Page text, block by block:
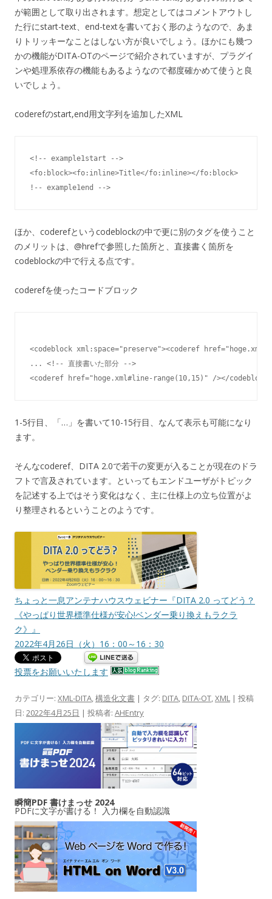
が範囲として取り出されます。想定としてはコメントアウトし
た行にstart-text、end-textを書いておく形のようなので、あま
りトリッキーなことはしない方が良いでしょう。ほかにも幾つ
かの機能がDITA-OTのページで紹介されていますが、プラグイ
ンや処理系依存の機能もあるようなので都度確かめて使うと良
いでしょう。
coderefのstart,end用文字列を追加したXML
<!-- example1start -->
<fo:block><fo:inline>Title</fo:inline></fo:block>
!-- example1end -->
ほか、coderefというcodeblockの中で更に別のタグを使うこと
のメリットは、@hrefで参照した箇所と、直接書く箇所を
codeblockの中で行える点です。
coderefを使ったコードブロック
<codeblock xml:space="preserve"><coderef
... <!-- 直接書いた部分 -->
1-5行目、「…」を書いて10-15行目、なんて表示も可能になり
ます。
そんなcoderef、DITA 2.0で若干の変更が入ることが現在のドラ
フトで言及されています。といってもエンドユーザがトピック
を記述する上ではそう変化はなく、主に仕様上の立ち位置がよ
り整理されるということのようです。
ちょっと一息アンテナハウスウェビナー『DITA 2.0 ってどう？
《やっぱり世界標準仕様が安心!ベンダー乗り換えもラクラ
ク》』
2022年4月26日（火）16：00～16：30
投票をお願いいたします
カテゴリー: XML-DITA,構造化文書 | タグ: DITA, DITA-OT,XML | 投稿
日: 2022年4月25日 | 投稿者: AHEntry
瞬簡PDF 書けまっせ 2024
PDFに文字が書ける！ 入力欄を自動認識